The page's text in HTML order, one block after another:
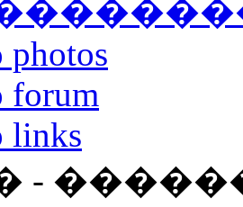
photos
forum
links
-